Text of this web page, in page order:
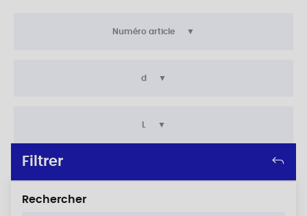
Numéro article
d
L
Filtrer
Rechercher